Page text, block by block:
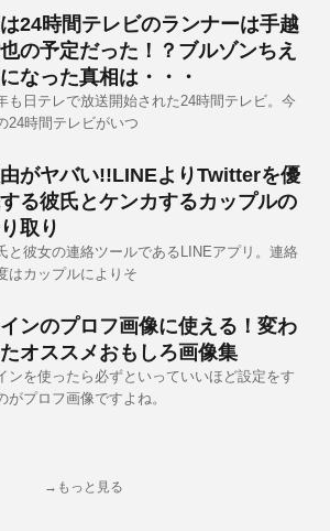
24時間テレビのランナーは手越
の予定だった！？ブルゾンちえ
なった真相は・・・
も日テレで放送開始された24時間テレビ。今
24時間テレビがいつ
がヤバい!!LINEよりTwitterを優
る彼氏とケンカするカップルの
取り
と彼女の連絡ツールであるLINEアプリ。連絡
はカップルによりそ
ンのプロフ画像に使える！変わ
オススメおもしろ画像集
ンを使ったら必ずといっていいほど設定をす
がプロフ画像ですよね。
→もっと見る